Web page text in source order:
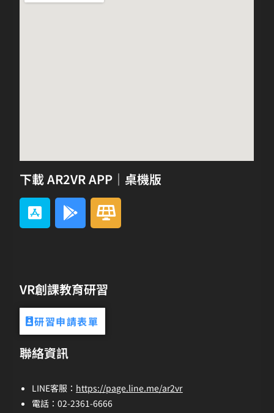
下載 AR2VR APP｜桌機版
VR創課教育研習
研習申請表單
聯絡資訊
LINE客服： https://page.line.me/ar2vr
電話：02-2361-6666